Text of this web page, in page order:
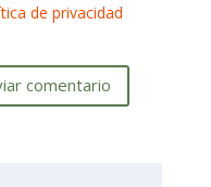
de privacidad
comentario